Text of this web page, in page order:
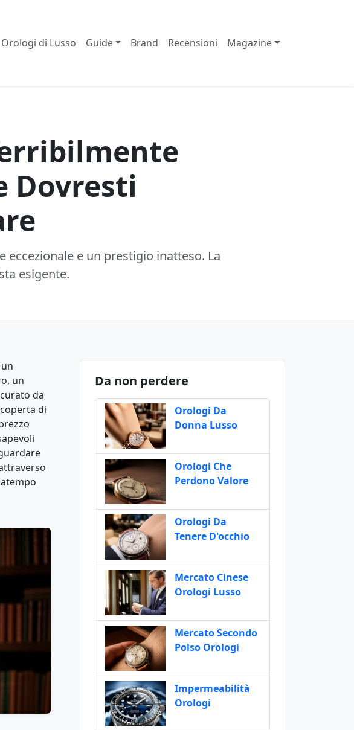
Orologi di Lusso Guide Brand Recensioni Magazine
Dovresti
e un prestigio inatteso. La
esigente.
un
da
di
Da non perdere
Orologi Da
Donna Lusso
Orologi Che
Perdono Valore
Orologi Da
Tenere D'occhio
Mercato Cinese
Orologi Lusso
Mercato Secondo
Polso Orologi
Impermeabilità
Orologi